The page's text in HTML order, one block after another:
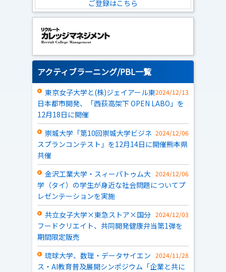
ご登録はこちら
アクティブラーニング/PBL一覧
2024/12/13
東京女子大学と(株)ジェイアール東
日本都市開発、「西荻高架下 OPEN LABO」を
12月18日に開催
2024/12/06
崇城大学「第10回崇城大学ビジネ
スプランコンテスト」を12月14日に開催――熊本県
共催
2024/12/06
金沢工業大学・スィーパトゥム大
学（タイ）の学生が身近な社会問題についてプ
レゼンテーションを実施
2024/12/03
共立女子大学×東急ストア×国分
フードクリエイト、共同開発健康弁当第1弾を
期間限定販売
2024/11/28
琉球大学、数理・データサイエン
ス・AI教育普及展開シンポジウム「企業と共に